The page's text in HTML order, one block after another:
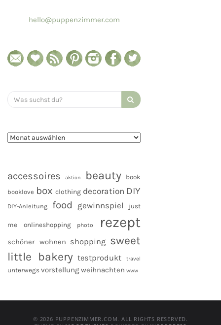
hello@puppenzimmer.com
Search
for:
accessoires aktion beauty
book
booklove box clothing decoration DIY
DIY-Anleitung food gewinnspiel just
me onlineshopping photo rezept
schöner wohnen shopping sweet
little bakery testprodukt travel
unterwegs vorstellung weihnachten www
© 2026 PUPPENZIMMER.COM. ALL RIGHTS RESERVED.